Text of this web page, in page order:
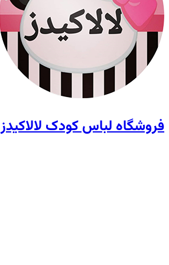
فروشگاه لباس کودک لالاکیدز